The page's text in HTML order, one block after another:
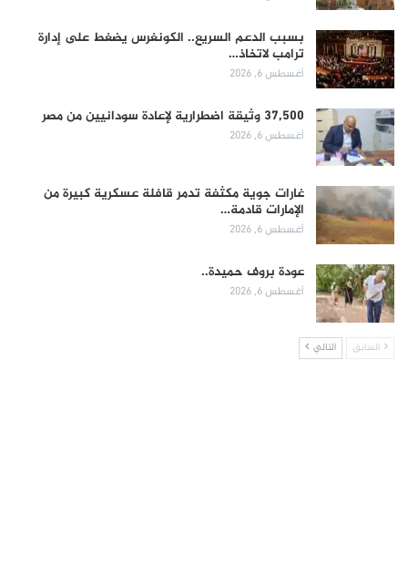
بسبب الدعم السريع.. الكونغرس يضغط على إدارة
ترامب لاتخاذ…
أغسطس 6, 2026
37,500 وثيقة اضطرارية لإعادة سودانيين من مصر
أغسطس 6, 2026
غارات جوية مكثفة تدمر قافلة عسكرية كبيرة من
الإمارات قادمة…
أغسطس 6, 2026
عودة بروف حميدة..
أغسطس 6, 2026
السابق التالي